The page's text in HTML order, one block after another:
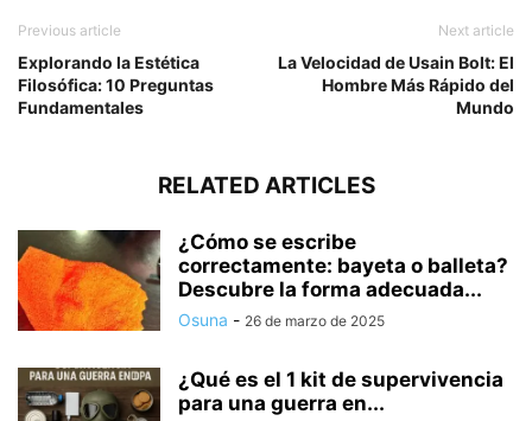
Previous article
Explorando la Estética
Filosófica: 10 Preguntas
Fundamentales
Next article
La Velocidad de Usain Bolt: El
Hombre Más Rápido del
Mundo
RELATED ARTICLES
¿Cómo se escribe
correctamente: bayeta o balleta?
Descubre la forma adecuada...
Osuna - 26 de marzo de 2025
¿Qué es el 1 kit de supervivencia
para una guerra en...